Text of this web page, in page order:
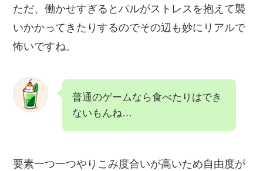
ただ、働かせすぎるとパルがストレスを抱えて襲
いかかってきたりするのでその辺も妙にリアルで
怖いですね。
普通のゲームなら食べたりはでき
ないもんね…
要素一つ一つやりこみ度合いが高いため自由度が